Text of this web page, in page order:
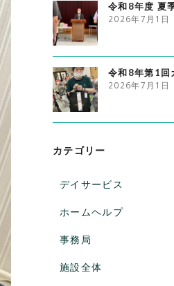
令和8年度 夏
2026年7月1日
令和8年第1回
2026年7月1日
カテゴリー
デイサービス
ホームヘルプ
事務局
施設全体